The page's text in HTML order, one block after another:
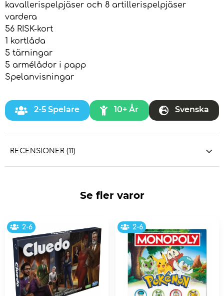
kavallerispelpjäser och 8 artillerispelpjäser
vardera
56 RISK-kort
1 kortlåda
5 tärningar
5 armélådor i papp
Spelanvisningar
2-5 Spelare 10+ År Svenska
RECENSIONER (11)
Se fler varor
2-6 2-6